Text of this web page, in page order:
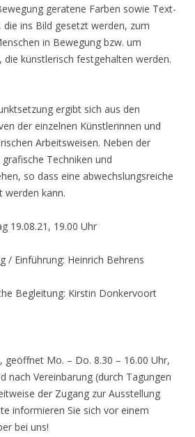
geratene Farben sowie Text-
die ins Bild gesetzt werden, zum
in Bewegung bzw. um
künstlerisch festgehalten werden.
ergibt sich aus den
der einzelnen Künstlerinnen und
Arbeitsweisen. Neben der
Techniken und
so dass eine abwechslungsreiche
werden kann.
19.08.21, 19.00 Uhr
/ Einführung: Heinrich Behrens
Begleitung: Kirstin Donkervoort
geöffnet Mo. – Do. 8.30 – 16.00 Uhr,
nach Vereinbarung (durch Tagungen
der Zugang zur Ausstellung
informieren Sie sich vor einem
bei uns!